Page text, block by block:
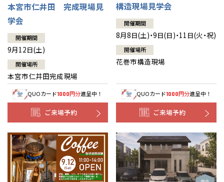
本宮市仁井田 完成現場見
学会
開催期間
9月12日(土)
開催場所
本宮市仁井田完成現場
QUOカード1000円分進呈中！
ご来場予約
構造現場見学会
開催期間
8月8日(土)・9日(日)・11日(火・祝)
開催場所
花巻市構造現場
QUOカード1000円分進呈中！
ご来場予約